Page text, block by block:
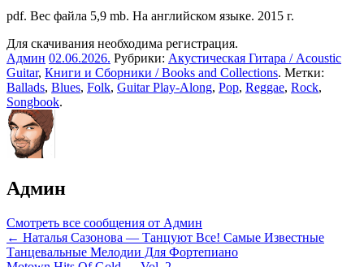
pdf. Вес файла 5,9 mb. На английском языке. 2015 г.
Для скачивания необходима регистрация.
Админ 02.06.2026. Рубрики: Акустическая Гитара / Acoustic
Guitar, Книги и Сборники / Books and Collections. Метки:
Ballads, Blues, Folk, Guitar Play-Along, Pop, Reggae, Rock,
Songbook.
Админ
Смотреть все сообщения от Админ
Навигация
по
← Наталья Сазонова — Танцуют Все! Самые Известные
Танцевальные Мелодии Для Фортепиано